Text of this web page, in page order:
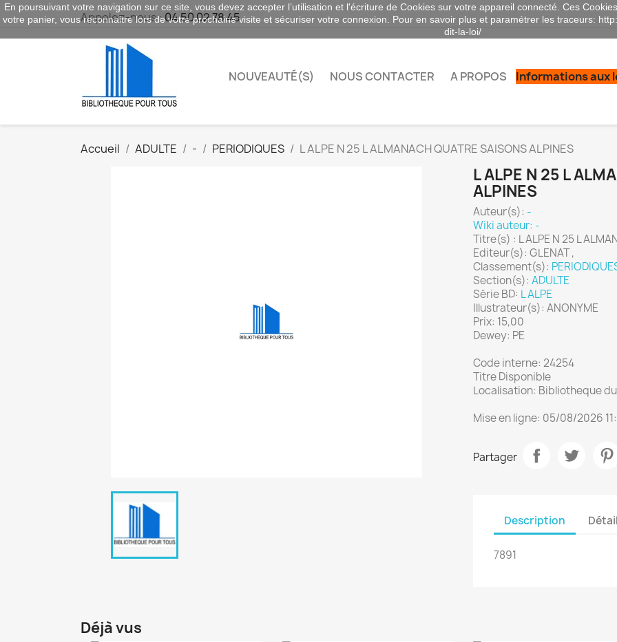
Appelez-nous :04 50 02 78 45
NOUVEAUTÉ(S) NOUS CONTACTER A PROPOS Informations aux
Accueil ADULTE - PERIODIQUES L ALPE N 25 L ALMANACH QUATRE SAISONS ALPINES
L ALPE N 25 L
ALPINES
Auteur(s): -
Wiki auteur: -
Titre(s) : L ALPE N 25 L
Editeur(s): GLENAT ,
Classement(s):
Section(s): ADULTE
Série BD: L ALPE
Illustrateur(s): ANONYME
Prix: 15,00
Dewey: PE
Code interne: 24254
Titre Disponible
Localisation: Bibliotheque
Mise en ligne: 05/08/2026
Partager
Description
7891
Déjà vus
En poursuivant votre navigation sur ce site, vous devez accepter l’utilisation et l'écriture de Cookies sur votre appareil connecté. Ces
votre panier, vous reconnaitre lors de votre prochaine visite et sécuriser votre connexion. Pour en savoir plus et paramétrer les traceurs:
dit-la-loi/